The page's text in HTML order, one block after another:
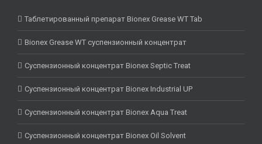
Таблетированный препарат Bionex Grease WT Tab
Bionex Grease WT суспензионный концентрат
Суспензионный концентрат Bionex Septic Treat
Суспензионный концентрат Bionex Industrial UP
Суспензионный концентрат Bionex Aqua Treat
Суспензионный концентрат Bionex Oil Solvent